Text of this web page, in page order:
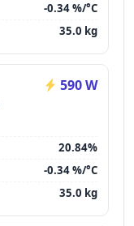
-0.34 %/°C
35.0 kg
590 W
20.84%
-0.34 %/°C
35.0 kg